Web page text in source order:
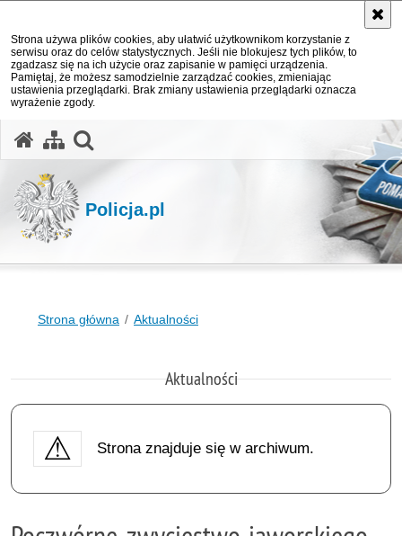
Strona używa plików cookies, aby ułatwić użytkownikom korzystanie z
serwisu oraz do celów statystycznych. Jeśli nie blokujesz tych plików, to
zgadzasz się na ich użycie oraz zapisanie w pamięci urządzenia.
Pamiętaj, że możesz samodzielnie zarządzać cookies, zmieniając
ustawienia przeglądarki. Brak zmiany ustawienia przeglądarki oznacza
wyrażenie zgody.
Policja.pl
Strona główna Aktualności
Aktualności
Strona znajduje się w archiwum.